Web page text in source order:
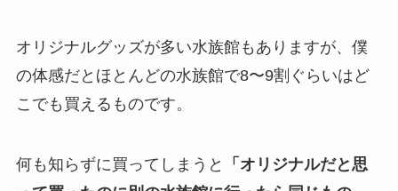
オリジナルグッズが多い水族館もありますが、僕
の体感だとほとんどの水族館で8〜9割ぐらいはど
こでも買えるものです。
何も知らずに買ってしまうと
「オリジナルだと思